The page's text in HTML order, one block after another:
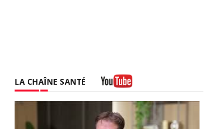
LA CHAÎNE SANTÉ